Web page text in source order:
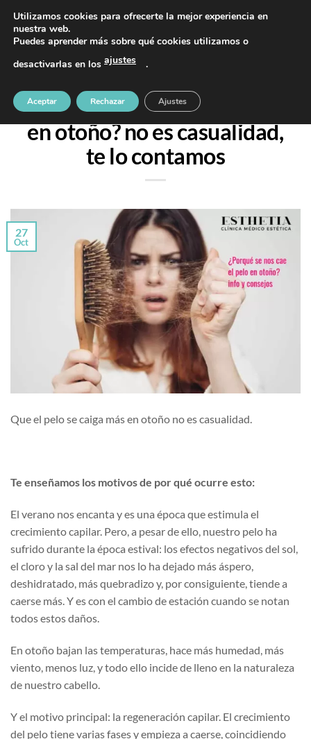
contenido
PIDE TU CITA AL TELÉFONO 637 42 97 25
¿Porqué se me cae el pelo
en otoño? no es casualidad,
te lo contamos
27
Oct
Que el pelo se caiga más en otoño no es casualidad.
Te enseñamos los motivos de por qué ocurre esto:
El verano nos encanta y es una época que estimula el
crecimiento capilar. Pero, a pesar de ello, nuestro pelo ha
sufrido durante la época estival: los efectos negativos del sol,
el cloro y la sal del mar nos lo ha dejado más áspero,
deshidratado, más quebradizo y, por consiguiente, tiende a
caerse más. Y es con el cambio de estación cuando se notan
todos estos daños.
En otoño bajan las temperaturas, hace más humedad, más
viento, menos luz, y todo ello incide de lleno en la naturaleza
de nuestro cabello.
Y el motivo principal: la regeneración capilar. El crecimiento
del pelo tiene varias fases y empieza a caerse, coincidiendo
Utilizamos cookies para ofrecerte la mejor experiencia en
nuestra web.
Puedes aprender más sobre qué cookies utilizamos o
desactivarlas en los ajustes .
Aceptar Rechazar Ajustes